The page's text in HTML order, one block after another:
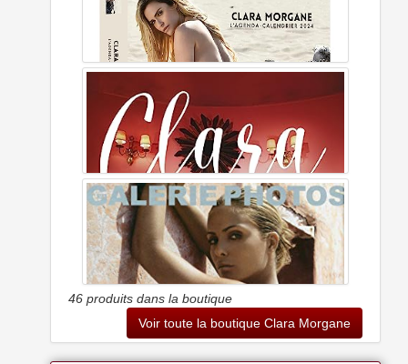
Agenda - Calendrier Clara Morgane 2025
Agenda - Calendrier Clara Morgane 2024
46 produits dans la boutique
Voir toute la boutique Clara Morgane